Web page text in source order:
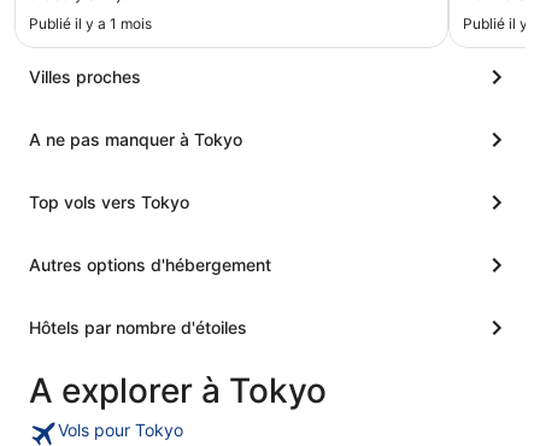
signaler qu’on veut bien que la chambre soit faite
sinon ce n’est pas systématique."
Publié il y a 1 mois
pas plus
et
Publié il y
Villes proches
A ne pas manquer à Tokyo
Top vols vers Tokyo
Autres options d'hébergement
Hôtels par nombre d'étoiles
A explorer à Tokyo
Vols pour Tokyo